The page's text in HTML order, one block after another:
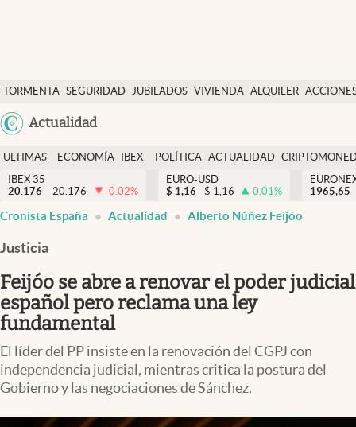
TORMENTA SEGURIDAD JUBILADOS VIVIENDA ALQUILER
USA
Colombia
Actualidad
Economía y finanzas
Política
Actualidad
Criptomonedas
España
ULTIMAS
NOTICIAS
ECONOMÍA
FINANZAS
IBEX
EURO
POLÍTICA ACTUALIDAD
IBEX 35
20.176
20.176 -0.02%
EURO-USD
$ 1,16 $ 1,16 0.01%
1965,65
Cronista España Actualidad Alberto Núñez Feijóo
Justicia
Feijóo se abre a renovar el poder judicial
español pero reclama una ley
fundamental
El líder del PP insiste en la renovación del CGPJ con
independencia judicial, mientras critica la postura del
Gobierno y las negociaciones de Sánchez.